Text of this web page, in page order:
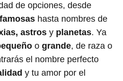
de opciones, desde
hasta nombres de
astros y planetas. Ya
o grande, de raza o
el nombre perfecto
y tu amor por el